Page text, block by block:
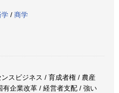
学 / 商学
スビジネス / 育成者権 / 農産
企業改革 / 経営者支配 / 強い